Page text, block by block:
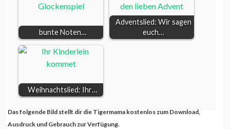
bunte Noten…
Adventslied: Wir sagen
euch…
Weihnachtslied: Ihr…
Das folgende Bild stellt dir die Tigermama kostenlos zum Download,
Ausdruck und Gebrauch zur Verfügung.